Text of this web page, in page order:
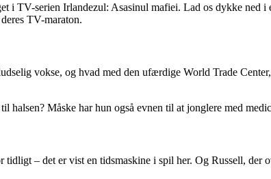
i TV-serien Irlandezul: Asasinul mafiei. Lad os dykke
TV-maraton.
vokse, og hvad med den ufærdige World Trade
halsen? Måske har hun også evnen til at jonglere med
– det er vist en tidsmaskine i spil her. Og Russell, der